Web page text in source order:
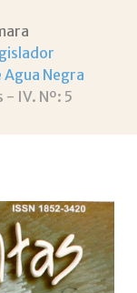
Agua Negra
- IV. Nº: 5